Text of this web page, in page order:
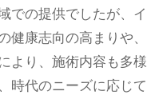
の提供でしたが、
康志向の高まりや
り、施術内容も多
代のニーズに応じ